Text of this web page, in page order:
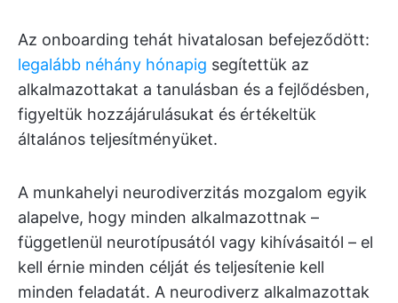
Az onboarding tehát hivatalosan befejeződött:
legalább néhány hónapig segítettük az
alkalmazottakat a tanulásban és a fejlődésben,
figyeltük hozzájárulásukat és értékeltük
általános teljesítményüket.
A munkahelyi neurodiverzitás mozgalom egyik
alapelve, hogy minden alkalmazottnak –
függetlenül neurotípusától vagy kihívásaitól – el
kell érnie minden célját és teljesítenie kell
minden feladatát. A neurodiverz alkalmazottak